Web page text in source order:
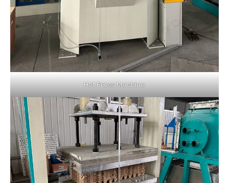
Hot Press Machine